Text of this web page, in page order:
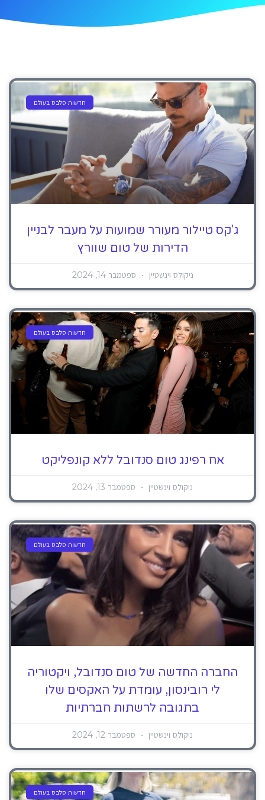
חדשות סלבס בעולם
ג'קס טיילור מעורר שמועות על מעבר לבניין
הדירות של טום שוורץ
ניקולס וינשטיין ספטמבר 14, 2024
חדשות סלבס בעולם
אח רפינג טום סנדובל ללא קונפליקט
ניקולס וינשטיין ספטמבר 13, 2024
חדשות סלבס בעולם
החברה החדשה של טום סנדובל, ויקטוריה
לי רובינסון, עומדת על האקסים שלו
בתגובה לרשתות חברתיות
ניקולס וינשטיין ספטמבר 12, 2024
חדשות סלבס בעולם